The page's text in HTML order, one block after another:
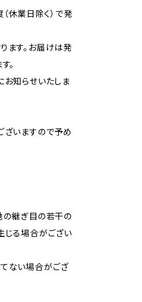
休業日除く）で発
ます。お届けは発
。
知らせいたしま
ざいますので予め
の継ぎ目の若干の
じる場合がござい
ない場合がござ